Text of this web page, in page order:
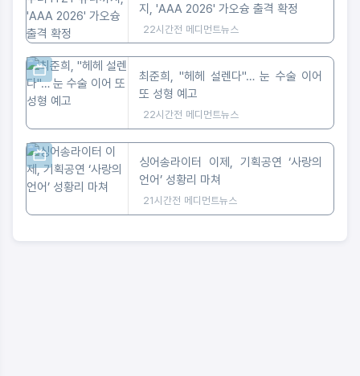
지, 'AAA 2026' 가오슝 출격 확정
22시간전 메디먼트뉴스
최준희, "헤헤 설렌다"… 눈 수술 이어
또 성형 예고
22시간전 메디먼트뉴스
싱어송라이터 이제, 기획공연 ‘사랑의
언어’ 성황리 마쳐
21시간전 메디먼트뉴스